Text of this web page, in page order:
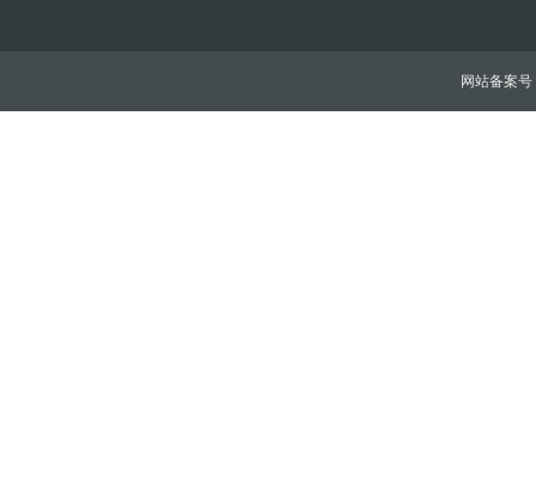
网站备案号